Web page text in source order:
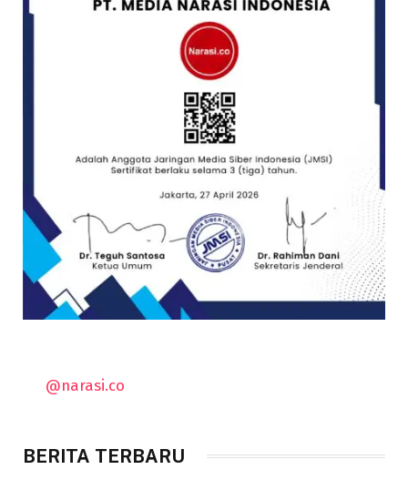
@narasi.co
BERITA TERBARU